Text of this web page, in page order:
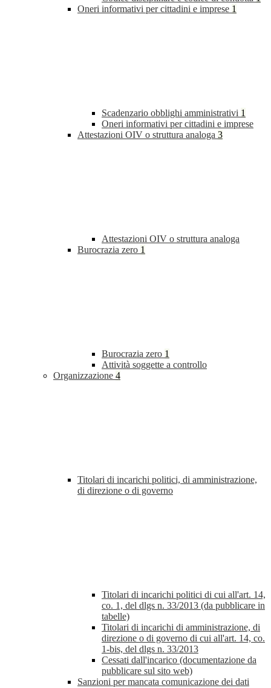
Oneri informativi per cittadini e imprese 1
Scadenzario obblighi amministrativi 1
Oneri informativi per cittadini e imprese
Attestazioni OIV o struttura analoga 3
Attestazioni OIV o struttura analoga
Burocrazia zero 1
Burocrazia zero 1
Attività soggette a controllo
Organizzazione 4
Titolari di incarichi politici, di amministrazione,
di direzione o di governo
Titolari di incarichi politici di cui all'art. 14,
co. 1, del dlgs n. 33/2013 (da pubblicare in
tabelle)
Titolari di incarichi di amministrazione, di
direzione o di governo di cui all'art. 14, co.
1-bis, del dlgs n. 33/2013
Cessati dall'incarico (documentazione da
pubblicare sul sito web)
Sanzioni per mancata comunicazione dei dati